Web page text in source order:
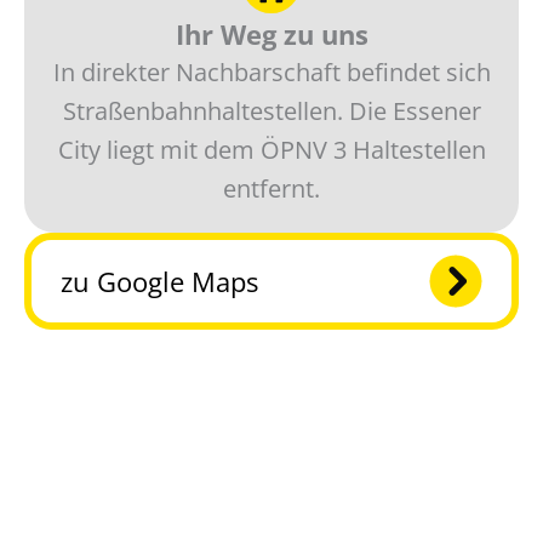
Ihr Weg zu uns
In direkter Nachbarschaft befindet sich
Straßenbahnhaltestellen. Die Essener
City liegt mit dem ÖPNV 3 Haltestellen
entfernt.
zu Google Maps